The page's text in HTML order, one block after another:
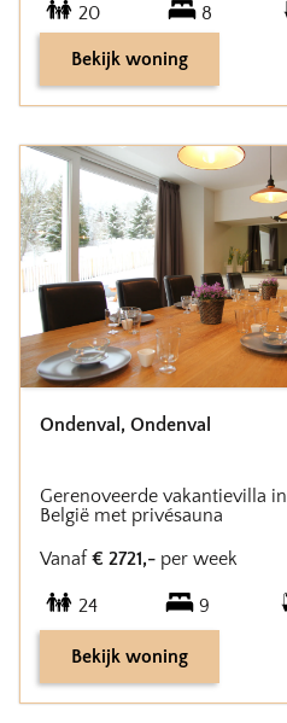
20
8
Bekijk woning
Ondenval , Ondenval
Gerenoveerde vakantievilla in
België met privésauna
Vanaf € 2721,- per week
24 9
Bekijk woning